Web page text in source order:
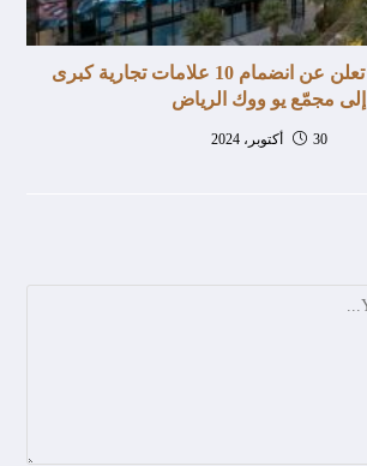
سينومي سنترز تعلن عن انضمام 10 علامات تجارية كبرى
إلى مجمّع يو ووك الرياض
30 أكتوبر، 2024